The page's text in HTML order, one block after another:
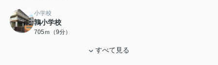
小学校
鶉小学校
705ｍ（9分）
すべて見る